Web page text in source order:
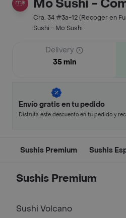
Mo Sushi -
Cra. 34 #3a-12 (Recoger en
Sushi - Mo Sushi
Delivery
35 min
Envío gratis en tu pedido
Disfruta este descuento en tu pedido y
Sushis Premium Sushis
Sushis Premium
Sushi Volcano